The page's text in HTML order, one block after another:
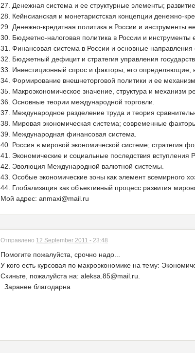
27. Денежная система и ее структурные элементы;
28. Кейнсианская и монетаристская концепции денежно-
29. Денежно-кредитная политика в России и инструменты
30. Бюджетно-налоговая политика в России и инструменты
31. Финансовая система в России и основные направления
32. Бюджетный дефицит и стратегия управления
33. Инвестиционный спрос и факторы, его определяющие;
34. Формирование внешнеторговой политики и ее
35. Макроэкономическое значение, структура и механизм
36. Основные теории международной торговли.
37. Международное разделение труда и теория
38. Мировая экономическая система; современные
39. Международная финансовая система.
40. Россия в мировой экономической системе; стратегия
41. Экономические и социальные последствия вступления
42. Эволюция Международной валютной системы.
43. Особые экономические зоны как элемент всемирного
44. Глобализация как объективный процесс развития
Мой адрес: anmaxi@mail.ru
Отправлено 12 September 2011 - 23:48
Помогите пожалуйста, срочно надо...
У кого есть курсовая по макроэкономике на тему:
Скиньте, пожалуйста на: aleksa.85@mail.ru.
Заранее благодарна